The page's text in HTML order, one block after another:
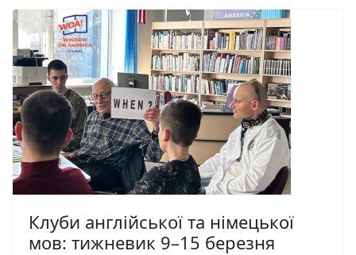
Клуби англійської та німецької
мов: тижневик 9–15 березня